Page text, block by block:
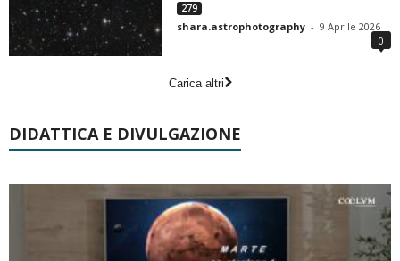
279
shara.astrophotography - 9 Aprile 2026
0
Carica altri
DIDATTICA E DIVULGAZIONE